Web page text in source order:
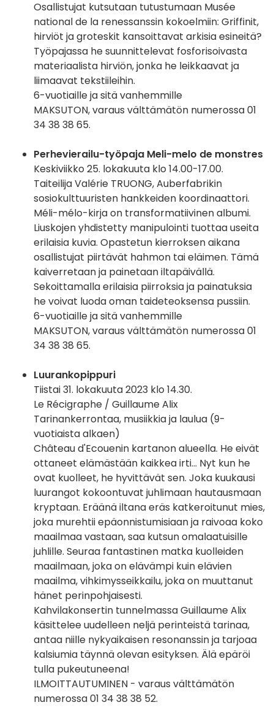
Osallistujat kutsutaan tutustumaan Musée
national de la renessanssin kokoelmiin: Griffinit,
hirviöt ja groteskit kansoittavat arkisia esineitä?
Työpajassa he suunnittelevat fosforisoivasta
materiaalista hirviön, jonka he leikkaavat ja
liimaavat tekstiileihin.
6-vuotiaille ja sitä vanhemmille
MAKSUTON, varaus välttämätön numerossa 01
34 38 38 65.
Perhevierailu-työpaja Meli-melo de monstres
Keskiviikko 25. lokakuuta klo 14.00-17.00.
Taiteilija Valérie TRUONG, Auberfabrikin
sosiokulttuuristen hankkeiden koordinaattori.
Méli-mélo-kirja on transformatiivinen albumi.
Liuskojen yhdistetty manipulointi tuottaa useita
erilaisia kuvia. Opastetun kierroksen aikana
osallistujat piirtävät hahmon tai eläimen. Tämä
kaiverretaan ja painetaan iltapäivällä.
Sekoittamalla erilaisia piirroksia ja painatuksia
he voivat luoda oman taideteoksensa pussiin.
6-vuotiaille ja sitä vanhemmille
MAKSUTON, varaus välttämätön numerossa 01
34 38 38 65.
Luurankopippuri
Tiistai 31. lokakuuta 2023 klo 14.30.
Le Récigraphe / Guillaume Alix
Tarinankerrontaa, musiikkia ja laulua (9-
vuotiaista alkaen)
Château d'Ecouenin kartanon alueella. He eivät
ottaneet elämästään kaikkea irti... Nyt kun he
ovat kuolleet, he hyvittävät sen. Joka kuukausi
luurangot kokoontuvat juhlimaan hautausmaan
kryptaan. Eräänä iltana eräs katkeroitunut mies,
joka murehtii epäonnistumisiaan ja raivoaa koko
maailmaa vastaan, saa kutsun omalaatuisille
juhlille. Seuraa fantastinen matka kuolleiden
maailmaan, joka on elävämpi kuin elävien
maailma, vihkimysseikkailu, joka on muuttanut
hänet perinpohjaisesti.
Kahvilakonsertin tunnelmassa Guillaume Alix
käsittelee uudelleen neljä perinteistä tarinaa,
antaa niille nykyaikaisen resonanssin ja tarjoaa
kalsiumia täynnä olevan esityksen. Älä epäröi
tulla pukeutuneena!
ILMOITTAUTUMINEN - varaus välttämätön
numerossa 01 34 38 38 52.